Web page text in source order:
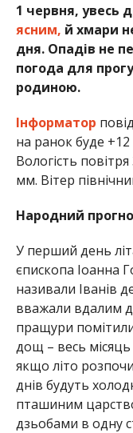
1 червня, увесь
ясним, й хмари
дня. Опадів не
погода для
родиною.
Інформатор
на ранок буде +12
Вологість
мм. Вітер
Народний
У перший день
єпископа Іоанна
називали Іванів
вважали вдалим
пращури
дощ – весь місяць
якщо літо
днів будуть
пташиним
дзьобами в одну